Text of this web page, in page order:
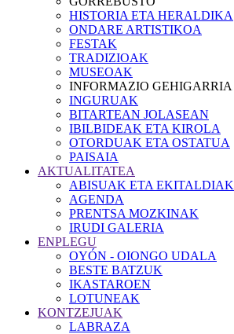
HISTORIA ETA HERALDIKA
ONDARE ARTISTIKOA
FESTAK
TRADIZIOAK
MUSEOAK
INFORMAZIO GEHIGARRIA
INGURUAK
BITARTEAN JOLASEAN
IBILBIDEAK ETA KIROLA
OTORDUAK ETA OSTATUA
PAISAIA
AKTUALITATEA
ABISUAK ETA EKITALDIAK
AGENDA
PRENTSA MOZKINAK
IRUDI GALERIA
ENPLEGU
OYÓN - OIONGO UDALA
BESTE BATZUK
IKASTAROEN
LOTUNEAK
KONTZEJUAK
LABRAZA